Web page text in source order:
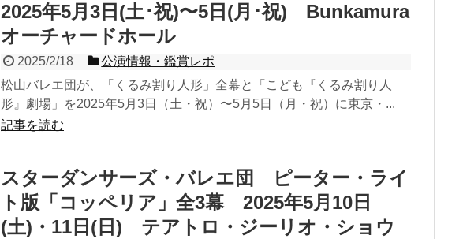
2025年5月3日(土･祝)〜5日(月･祝) Bunkamura
オーチャードホール
2025/2/18
公演情報・鑑賞レポ
松山バレエ団が、「くるみ割り人形」全幕と「こども『くるみ割り人
形』劇場」を2025年5月3日（土・祝）〜5月5日（月・祝）に東京・...
記事を読む
スターダンサーズ・バレエ団 ピーター・ライ
ト版「コッペリア」全3幕 2025年5月10日
(土)・11日(日) テアトロ・ジーリオ・ショウ